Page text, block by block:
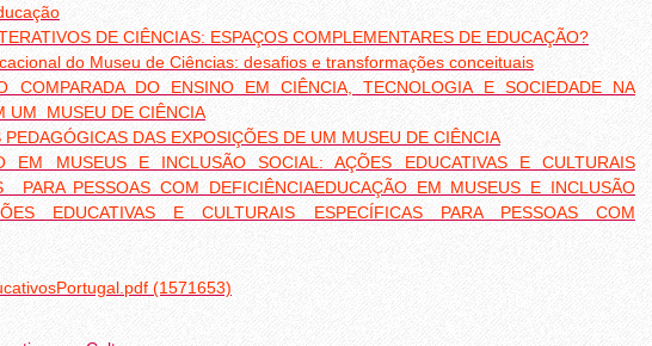
DE CIÊNCIAS: ESPAÇOS COMPLEMENTARES DE EDUCAÇÃO?
do Museu de Ciências: desafios e transformações conceituais
COMPARADA DO ENSINO EM CIÊNCIA, TECNOLOGIA E SOCIEDADE NA
UM MUSEU DE CIÊNCIA
PEDAGÓGICAS DAS EXPOSIÇÕES DE UM MUSEU DE CIÊNCIA
EM MUSEUS E INCLUSÃO SOCIAL: AÇÕES EDUCATIVAS E CULTURAIS
PARA PESSOAS COM DEFICIÊNCIAEDUCAÇÃO EM MUSEUS E INCLUSÃO
EDUCATIVAS E CULTURAIS ESPECÍFICAS PARA PESSOAS COM
(1571653)